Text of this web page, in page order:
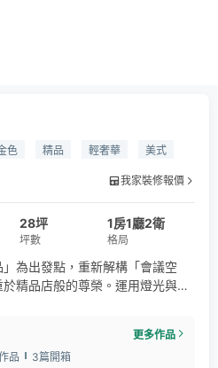
色 精品 輕奢華
美式
我家裝修報價
28坪
坪數
1房1廳2衛
格局
為出發點，重新解構「會議空
精品店般的尊榮。運用燈光與鐵
一場美學饗宴，在其中遇見理想
回家。
更多作品
品 3篇開箱